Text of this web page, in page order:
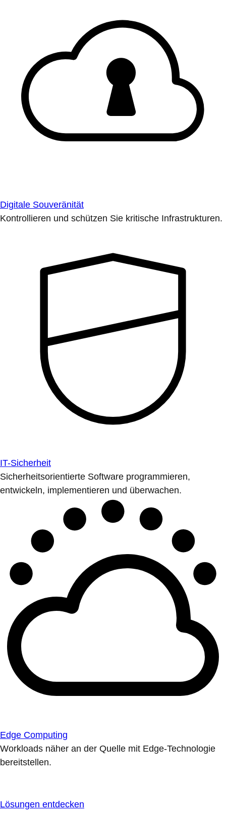
Digitale Souveränität
Kontrollieren und schützen Sie kritische Infrastrukturen.
IT-Sicherheit
Sicherheitsorientierte Software programmieren,
entwickeln, implementieren und überwachen.
Edge Computing
Workloads näher an der Quelle mit Edge-Technologie
bereitstellen.
Lösungen entdecken